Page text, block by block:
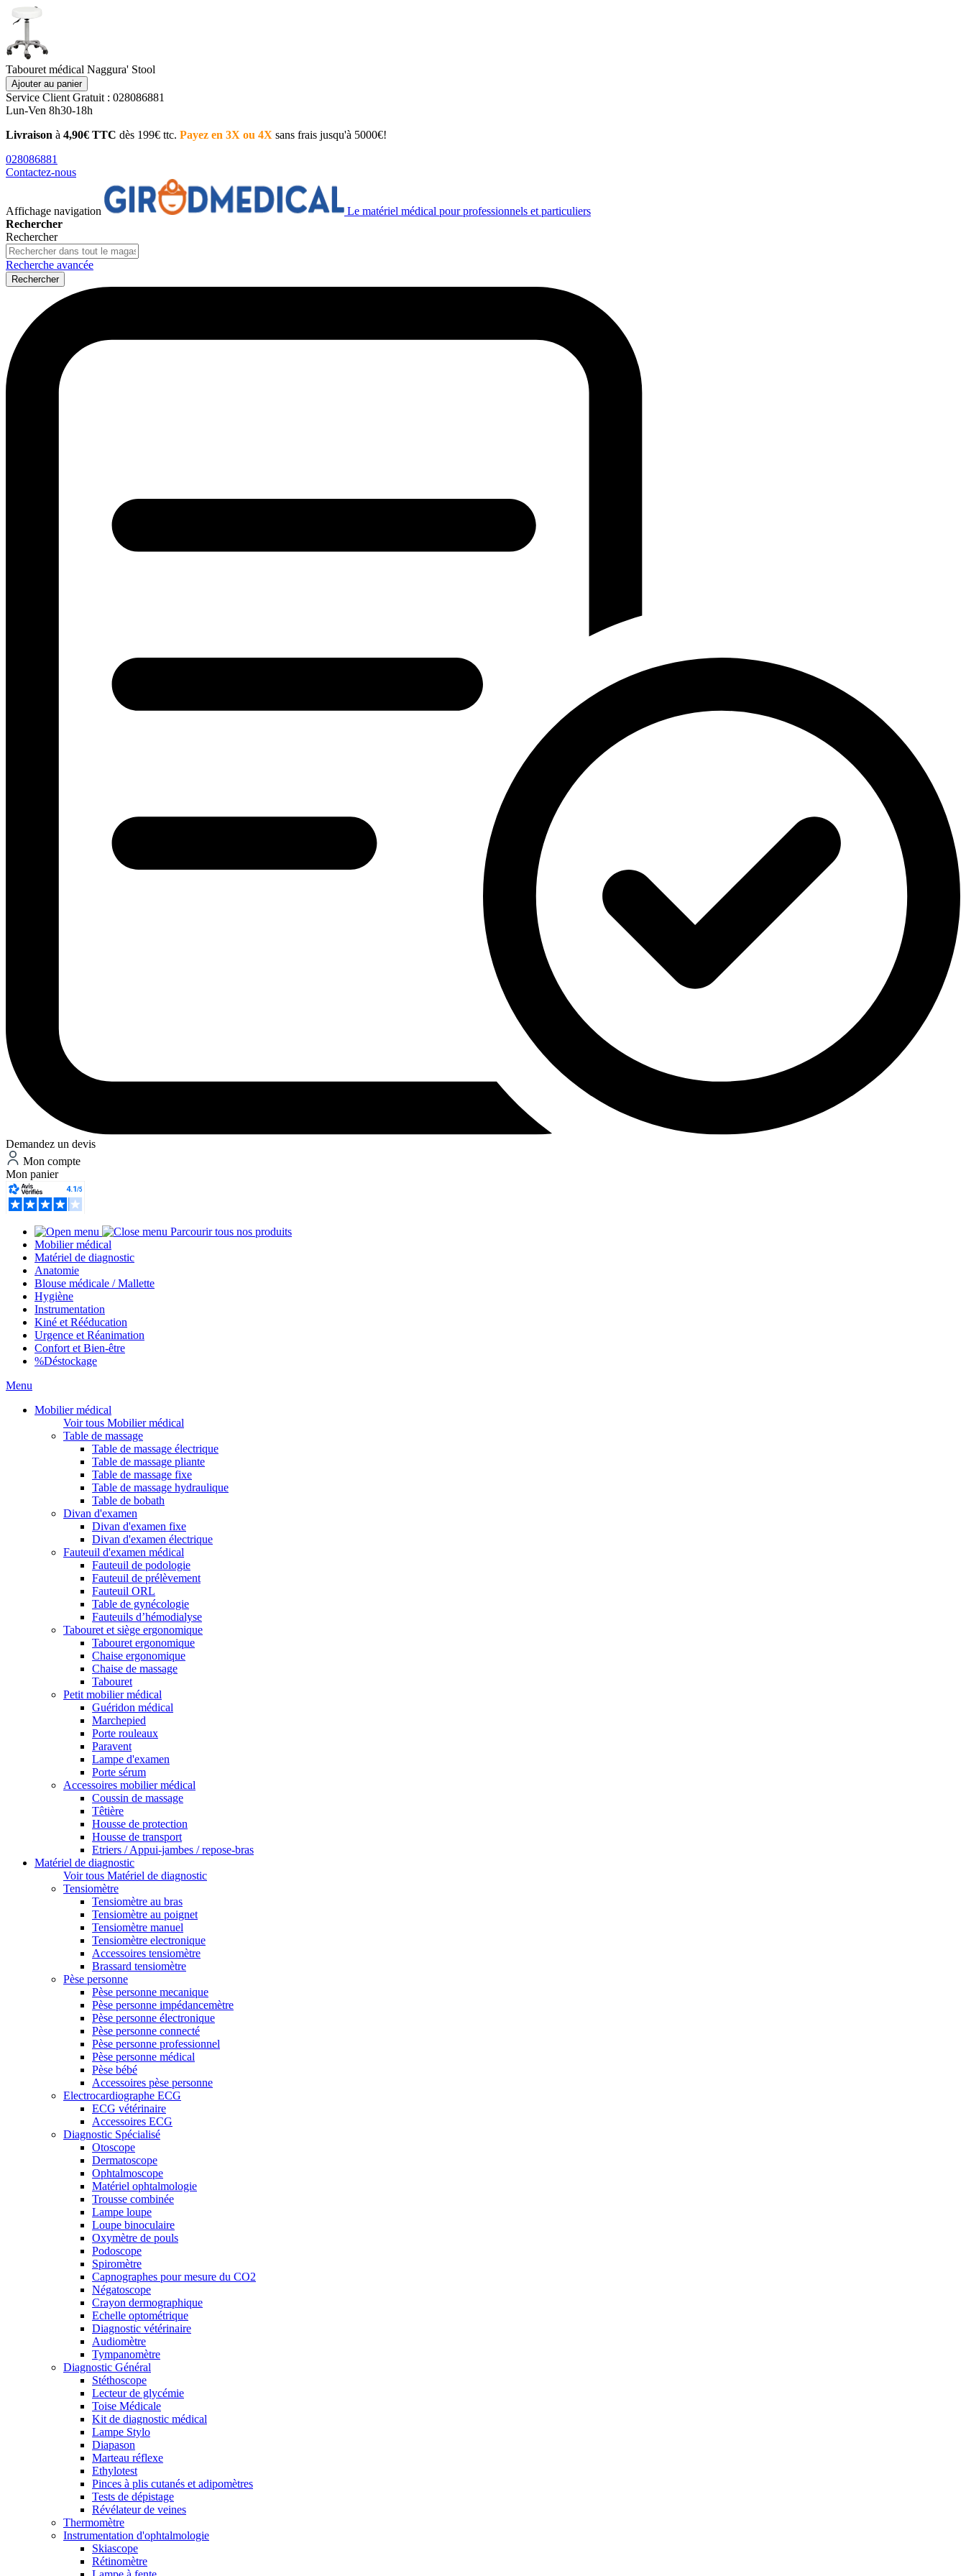
Tabouret médical Naggura' Stool
Ajouter au panier
Service Client Gratuit : 028086881
Lun-Ven 8h30-18h
Livraison à 4,90€ TTC dès 199€ ttc. Payez en 3X ou 4X sans frais jusqu'à 5000€!
028086881
Contactez-nous
Affichage navigation
Le matériel médical pour professionnels et particuliers
Rechercher
Rechercher
Recherche avancée
Rechercher
Demandez un devis
Mon compte
Mon panier
Parcourir tous nos produits
Mobilier médical
Matériel de diagnostic
Anatomie
Blouse médicale / Mallette
Hygiène
Instrumentation
Kiné et Rééducation
Urgence et Réanimation
Confort et Bien-être
%Déstockage
Menu
Mobilier médical
Voir tous Mobilier médical
Table de massage
Table de massage électrique
Table de massage pliante
Table de massage fixe
Table de massage hydraulique
Table de bobath
Divan d'examen
Divan d'examen fixe
Divan d'examen électrique
Fauteuil d'examen médical
Fauteuil de podologie
Fauteuil de prélèvement
Fauteuil ORL
Table de gynécologie
Fauteuils d’hémodialyse
Tabouret et siège ergonomique
Tabouret ergonomique
Chaise ergonomique
Chaise de massage
Tabouret
Petit mobilier médical
Guéridon médical
Marchepied
Porte rouleaux
Paravent
Lampe d'examen
Porte sérum
Accessoires mobilier médical
Coussin de massage
Têtière
Housse de protection
Housse de transport
Etriers / Appui-jambes / repose-bras
Matériel de diagnostic
Voir tous Matériel de diagnostic
Tensiomètre
Tensiomètre au bras
Tensiomètre au poignet
Tensiomètre manuel
Tensiomètre electronique
Accessoires tensiomètre
Brassard tensiomètre
Pèse personne
Pèse personne mecanique
Pèse personne impédancemètre
Pèse personne électronique
Pèse personne connecté
Pèse personne professionnel
Pèse personne médical
Pèse bébé
Accessoires pèse personne
Electrocardiographe ECG
ECG vétérinaire
Accessoires ECG
Diagnostic Spécialisé
Otoscope
Dermatoscope
Ophtalmoscope
Matériel ophtalmologie
Trousse combinée
Lampe loupe
Loupe binoculaire
Oxymètre de pouls
Podoscope
Spiromètre
Capnographes pour mesure du CO2
Négatoscope
Crayon dermographique
Echelle optométrique
Diagnostic vétérinaire
Audiomètre
Tympanomètre
Diagnostic Général
Stéthoscope
Lecteur de glycémie
Toise Médicale
Kit de diagnostic médical
Lampe Stylo
Diapason
Marteau réflexe
Ethylotest
Pinces à plis cutanés et adipomètres
Tests de dépistage
Révélateur de veines
Thermomètre
Instrumentation d'ophtalmologie
Skiascope
Rétinomètre